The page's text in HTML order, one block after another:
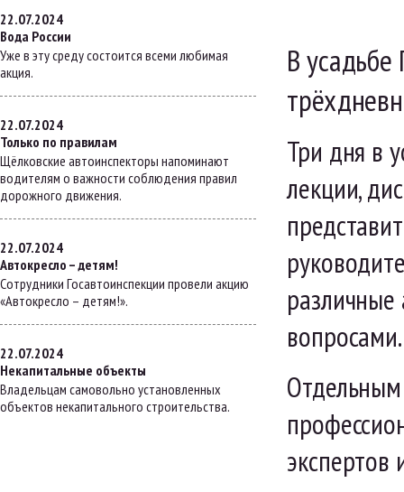
22.07.2024
Вода России
Уже в эту среду состоится всеми любимая
акция.
22.07.2024
Только по правилам
Щёлковские автоинспекторы напоминают
водителям о важности соблюдения правил
дорожного движения.
22.07.2024
Автокресло – детям!
Сотрудники Госавтоинспекции провели акцию
«Автокресло – детям!».
22.07.2024
Некапитальные объекты
Владельцам самовольно установленных
объектов некапитального строительства.
В
Три дня в
лекции,
вопросами.
экспертов